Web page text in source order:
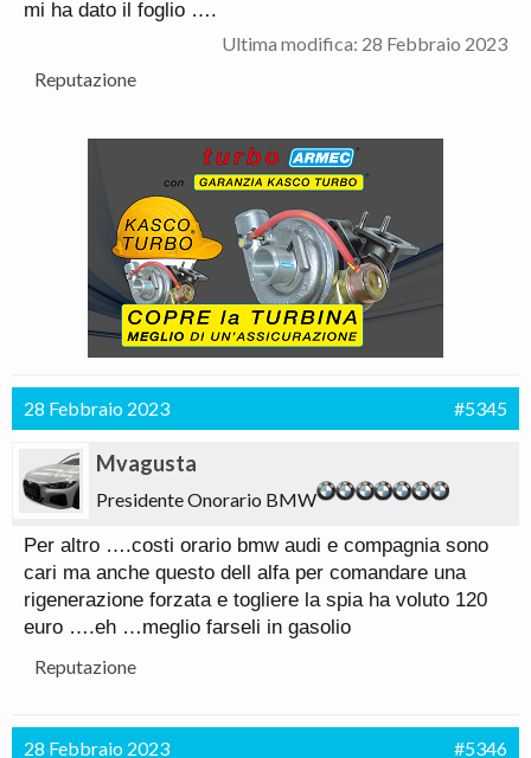
mi ha dato il foglio ….
Ultima modifica: 28 Febbraio 2023
Reputazione
28 Febbraio 2023 #5345
Mvagusta
Presidente Onorario BMW
Per altro ….costi orario bmw audi e compagnia sono
cari ma anche questo dell alfa per comandare una
rigenerazione forzata e togliere la spia ha voluto 120
euro ….eh …meglio farseli in gasolio
Reputazione
28 Febbraio 2023 #5346